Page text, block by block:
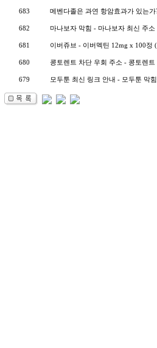
683 메벤다졸은 과연 항암효과가 있는가
682 마나보자 막힘 - 마나보자 최신 주소
681 이버쥬브 - 이버멕틴 12mg x 100정
680 콩토렌트 차단 우회 주소 - 콩토렌트
679 모두툰 최신 링크 안내 - 모두툰 막